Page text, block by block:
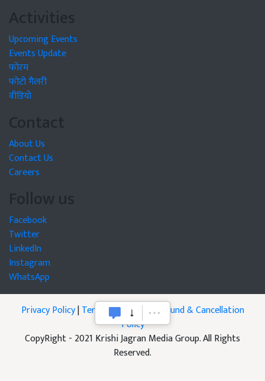
Activities
Upcoming Events
Events Update
फोरम
फोटो गैलरी
वीडियो
Contact
About Us
Contact Us
Careers
Follow us
Facebook
Twitter
LinkedIn
Instagram
WhatsApp
Privacy Policy|Terms of Service|Refund & Cancellation
Policy
CopyRight - 2021 Krishi Jagran Media Group. All Rights
Reserved.